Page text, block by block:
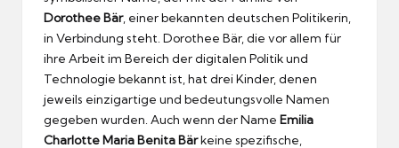
Dorothee Bär, einer bekannten deutschen Politikerin,
in Verbindung steht. Dorothee Bär, die vor allem für
ihre Arbeit im Bereich der digitalen Politik und
Technologie bekannt ist, hat drei Kinder, denen
jeweils einzigartige und bedeutungsvolle Namen
gegeben wurden. Auch wenn der Name Emilia
Charlotte Maria Benita Bärkeine spezifische,